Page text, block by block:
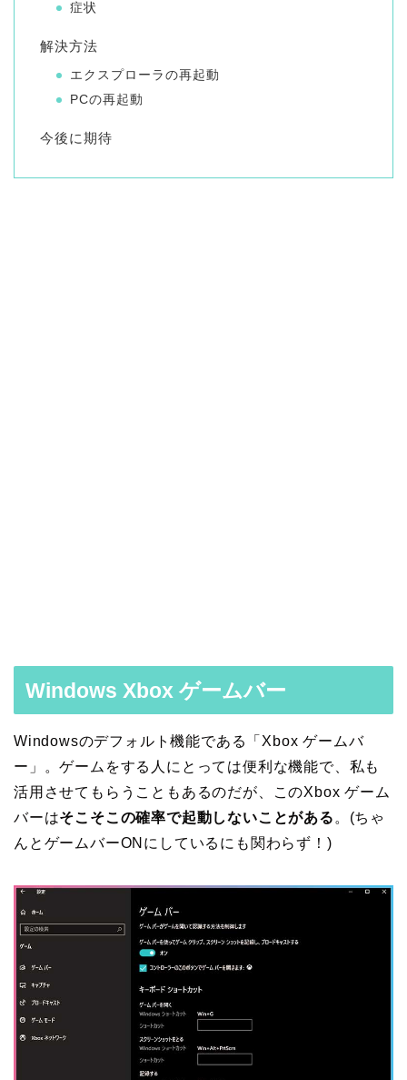
症状
解決方法
エクスプローラの再起動
PCの再起動
今後に期待
Windows Xbox ゲームバー
Windowsのデフォルト機能である「Xbox ゲームバ
ー」。ゲームをする人にとっては便利な機能で、私も
活用させてもらうこともあるのだが、このXbox ゲーム
バーはそこそこの確率で起動しないことがある 。(ちゃ
んとゲームバーONにしているにも関わらず！)